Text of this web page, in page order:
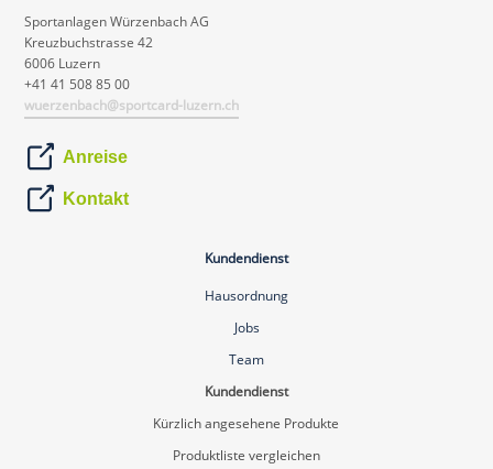
Sportanlagen Würzenbach AG
Kreuzbuchstrasse 42
6006 Luzern
+41 41 508 85 00
wuerzenbach@sportcard-luzern.ch
Anreise
Kontakt
Kundendienst
Hausordnung
Jobs
Team
Kundendienst
Kürzlich angesehene Produkte
Produktliste vergleichen